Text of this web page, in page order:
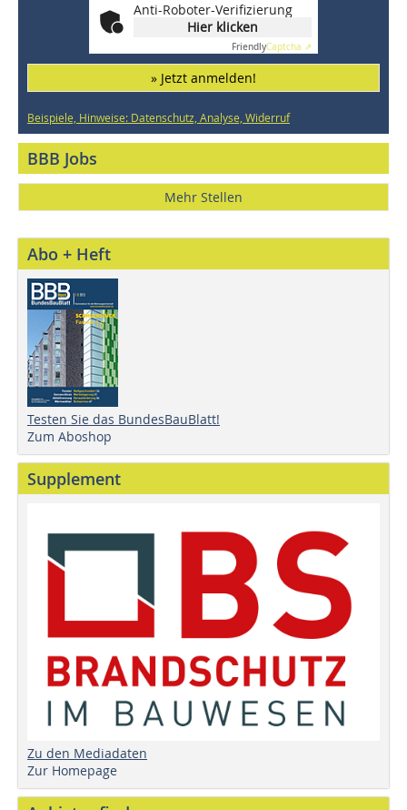
Anti-Roboter-Verifizierung
Hier klicken
FriendlyCaptcha ⇗
» Jetzt anmelden!
Beispiele, Hinweise: Datenschutz, Analyse, Widerruf
BBB Jobs
Mehr Stellen
Abo + Heft
Testen Sie das BundesBauBlatt!
Zum Aboshop
Supplement
Zu den Mediadaten
Zur Homepage